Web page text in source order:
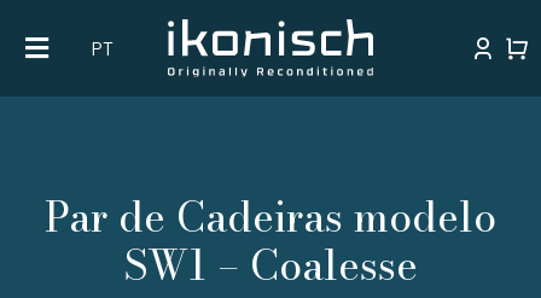
content
PT
Par de Cadeiras modelo
SW1 – Coalesse